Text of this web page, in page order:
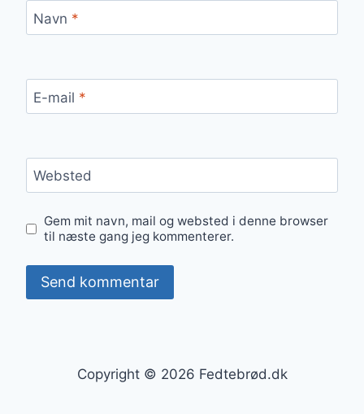
Navn *
E-mail *
Websted
Gem mit navn, mail og websted i denne browser
til næste gang jeg kommenterer.
Copyright © 2026 Fedtebrød.dk